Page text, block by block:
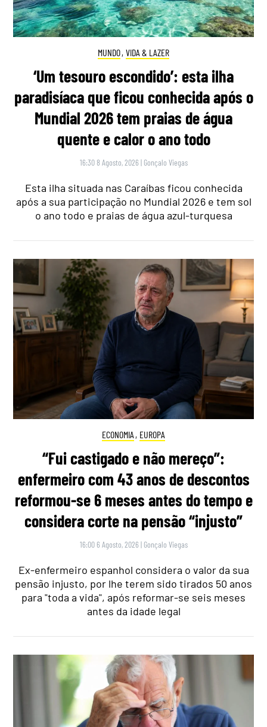
MUNDO, VIDA & LAZER
‘Um tesouro escondido’: esta ilha
paradisíaca que ficou conhecida após o
Mundial 2026 tem praias de água
quente e calor o ano todo
16:30 8 Agosto, 2026 | Gonçalo Viegas
Esta ilha situada nas Caraíbas ficou conhecida
após a sua participação no Mundial 2026 e tem sol
o ano todo e praias de água azul-turquesa
ECONOMIA , EUROPA
“Fui castigado e não mereço”:
enfermeiro com 43 anos de descontos
reformou-se 6 meses antes do tempo e
considera corte na pensão “injusto”
16:00 6 Agosto, 2026 | Gonçalo Viegas
Ex-enfermeiro espanhol considera o valor da sua
pensão injusto, por lhe terem sido tirados 50 anos
para "toda a vida", após reformar-se seis meses
antes da idade legal